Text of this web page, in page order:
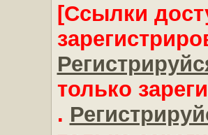
[Ссылки
только
.